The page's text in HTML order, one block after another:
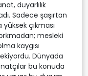
duyarlılık
Sadece şaşırtan
çıkması
mesleki
kaygısı
Dünyada
bu konuda